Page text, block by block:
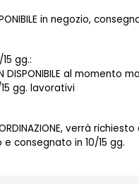
in negozio,
gg.:
DISPONIBILE al momento
gg. lavorativi
verrà
consegnato in 10/15 gg.